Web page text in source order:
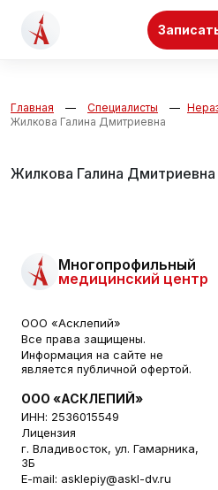
Главная Специалисты
Жилкова Галина Дмитриевна
Жилкова Галина Дмитриевна
Многопрофильный
медицинский центр
ООО «Асклепий»
Все права защищены.
Информация на сайте не
является публичной офертой.
ООО «АСКЛЕПИЙ»
ИНН: 2536015549
Лицензия
г. Владивосток, ул. Гамарника,
3Б
E-mail: asklepiy@askl-dv.ru